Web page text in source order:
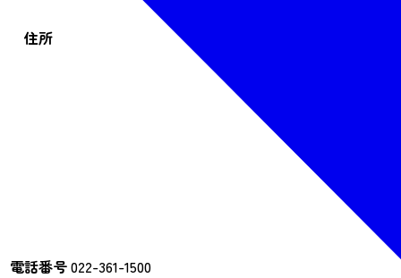
住所
電話番号022-361-1500